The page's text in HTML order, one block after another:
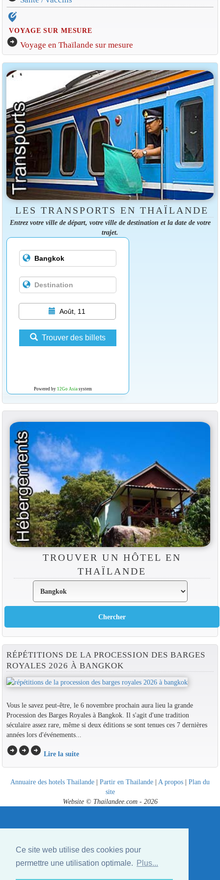
Ce site web utilise des cookies pour
permettre une utilisation optimale.
Plus...
edit_location_alt
VOYAGE SUR MESURE
arrow_circle_right Voyage en Thaïlande sur mesure
LES TRANSPORTS EN THAÏLANDE
Entrez votre ville de départ, votre ville de destination et la date de votre
trajet.
Août, 11
Trouver des billets
Powered by 12Go Asiasystem
TROUVER UN HÔTEL EN
THAÏLANDE
RÉPÉTITIONS DE LA PROCESSION DES BARGES
ROYALES 2026 À BANGKOK
Vous le savez peut-être, le 6 novembre prochain aura lieu la grande
Procession des Barges Royales à Bangkok. Il s'agit d'une tradition
séculaire assez rare, même si deux éditions se sont tenues ces 7 dernières
années lors d'événements...
arrow_circle_rightarrow_circle_rightarrow_circle_right Lire la suite
Annuaire des hotels Thailande | Partir en Thailande | A propos | Plan du
site
Website © Thailandee.com - 2026